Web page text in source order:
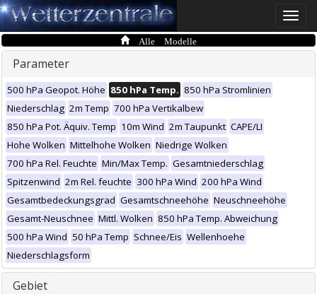
Toggle
Alle Modelle
Parameter
500 hPa Geopot. Höhe 850 hPa Temp. 850 hPa Stromlinien
Niederschlag 2m Temp 700 hPa Vertikalbew
850 hPa Pot. Äquiv. Temp 10m Wind 2m Taupunkt CAPE/LI
Hohe Wolken Mittelhohe Wolken Niedrige Wolken
700 hPa Rel. Feuchte Min/Max Temp. Gesamtniederschlag
Spitzenwind 2m Rel. feuchte 300 hPa Wind 200 hPa Wind
Gesamtbedeckungsgrad Gesamtschneehöhe Neuschneehöhe
Gesamt-Neuschnee Mittl. Wolken 850 hPa Temp. Abweichung
500 hPa Wind 50 hPa Temp Schnee/Eis Wellenhoehe
Niederschlagsform
Gebiet